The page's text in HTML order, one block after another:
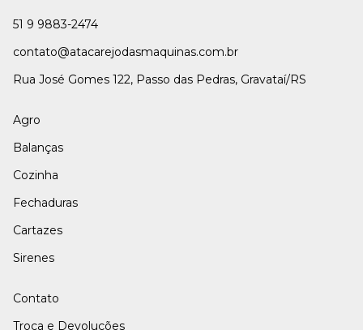
51 9 9883-2474
contato@atacarejodasmaquinas.com.br
Rua José Gomes 122, Passo das Pedras, Gravataí/RS
Agro
Balanças
Cozinha
Fechaduras
Cartazes
Sirenes
Contato
Troca e Devoluções